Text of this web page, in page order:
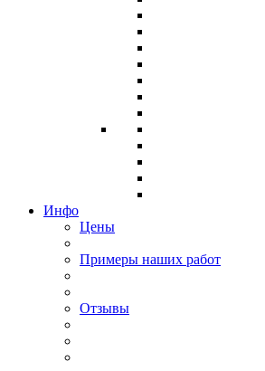
Инфо
Цены
Примеры наших работ
Отзывы